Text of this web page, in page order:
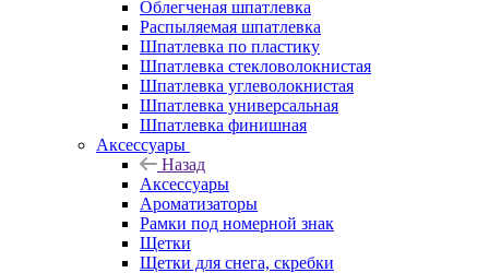
Облегченая шпатлевка
Распыляемая шпатлевка
Шпатлевка по пластику
Шпатлевка стекловолокнистая
Шпатлевка углеволокнистая
Шпатлевка универсальная
Шпатлевка финишная
Аксессуары
Назад
Аксессуары
Ароматизаторы
Рамки под номерной знак
Щетки
Щетки для снега, скребки